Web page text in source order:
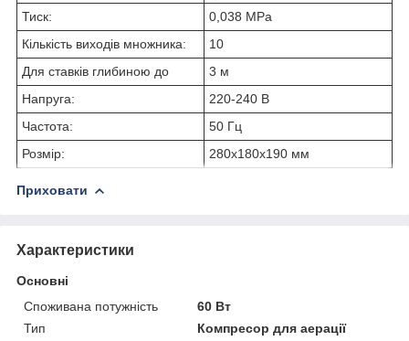
Тиск:
0,038 МРа
Кількість виходів множника:
10
Для ставків глибиною до
3 м
Напруга:
220-240 В
Частота:
50 Гц
Розмір:
280х180х190 мм
Приховати
Характеристики
Основні
Споживана потужність
60 Вт
Тип
Компресор для аерації